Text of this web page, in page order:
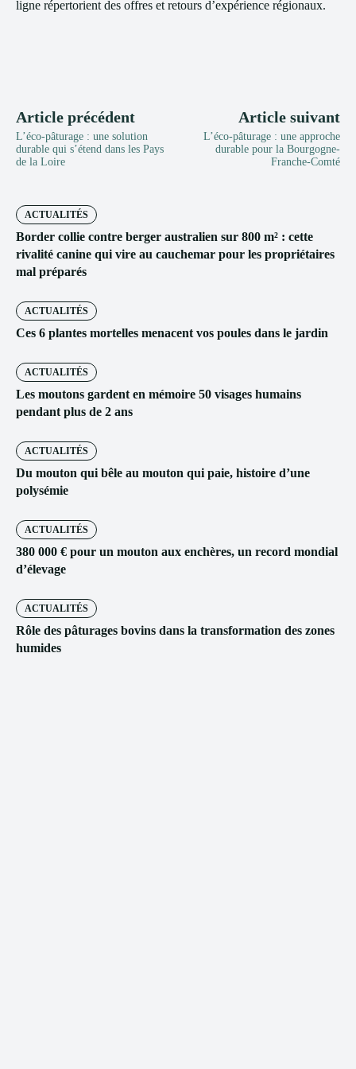
ligne répertorient des offres et retours d’expérience régionaux.
Article précédent
L’éco-pâturage : une solution
durable qui s’étend dans les Pays
de la Loire
Article suivant
L’éco-pâturage : une approche
durable pour la Bourgogne-
Franche-Comté
ACTUALITÉS
Border collie contre berger australien sur 800 m² : cette
rivalité canine qui vire au cauchemar pour les propriétaires
mal préparés
ACTUALITÉS
Ces 6 plantes mortelles menacent vos poules dans le jardin
ACTUALITÉS
Les moutons gardent en mémoire 50 visages humains
pendant plus de 2 ans
ACTUALITÉS
Du mouton qui bêle au mouton qui paie, histoire d’une
polysémie
ACTUALITÉS
380 000 € pour un mouton aux enchères, un record mondial
d’élevage
ACTUALITÉS
Rôle des pâturages bovins dans la transformation des zones
humides